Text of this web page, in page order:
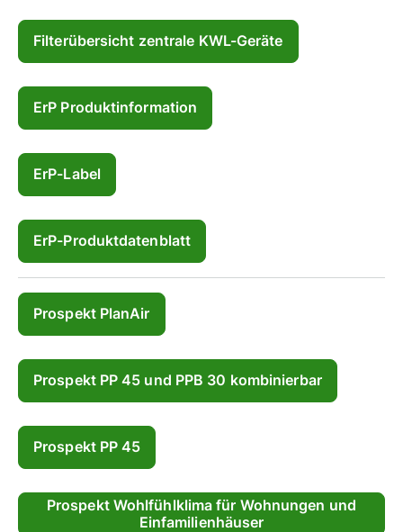
Filterübersicht zentrale KWL-Geräte
ErP Produktinformation
ErP-Label
ErP-Produktdatenblatt
Prospekt PlanAir
Prospekt PP 45 und PPB 30 kombinierbar
Prospekt PP 45
Prospekt Wohlfühlklima für Wohnungen und
Einfamilienhäuser